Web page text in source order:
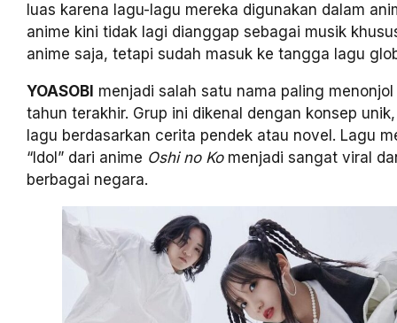
luas karena lagu-lagu mereka digunakan dalam
anime kini tidak lagi dianggap sebagai musik
anime saja, tetapi sudah masuk ke tangga lagu
YOASOBI menjadi salah satu nama paling
tahun terakhir. Grup ini dikenal dengan konsep
lagu berdasarkan cerita pendek atau novel. Lagu
“Idol” dari anime Oshi no Komenjadi sangat viral
berbagai negara.